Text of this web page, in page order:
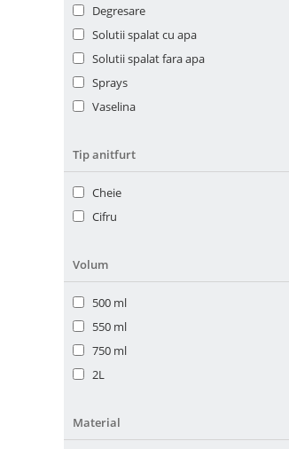
Degresare
Solutii spalat cu apa
Solutii spalat fara apa
Sprays
Vaselina
Tip anitfurt
Cheie
Cifru
Volum
500 ml
550 ml
750 ml
2L
Material